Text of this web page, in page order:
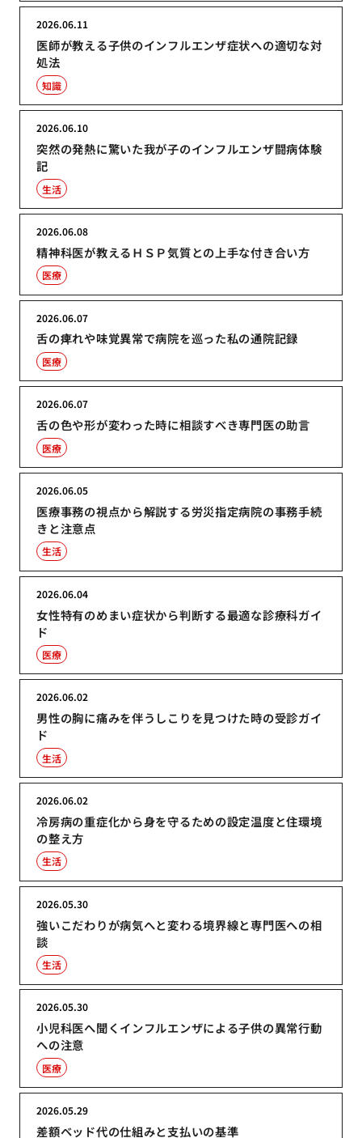
医師が教える子供のインフルエンザ症状への適切な対
処法
2026.06.11
知識
突然の発熱に驚いた我が子のインフルエンザ闘病体験
記
2026.06.10
生活
精神科医が教えるＨＳＰ気質との上手な付き合い方
2026.06.08
医療
舌の痺れや味覚異常で病院を巡った私の通院記録
2026.06.07
医療
舌の色や形が変わった時に相談すべき専門医の助言
2026.06.07
医療
医療事務の視点から解説する労災指定病院の事務手続
きと注意点
2026.06.05
生活
女性特有のめまい症状から判断する最適な診療科ガイ
ド
2026.06.04
医療
男性の胸に痛みを伴うしこりを見つけた時の受診ガイ
ド
2026.06.02
生活
冷房病の重症化から身を守るための設定温度と住環境
の整え方
2026.06.02
生活
強いこだわりが病気へと変わる境界線と専門医への相
談
2026.05.30
生活
小児科医へ聞くインフルエンザによる子供の異常行動
への注意
2026.05.30
医療
差額ベッド代の仕組みと支払いの基準
2026.05.29